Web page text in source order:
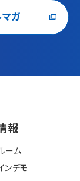
ガ
報
ーム
ンデモ